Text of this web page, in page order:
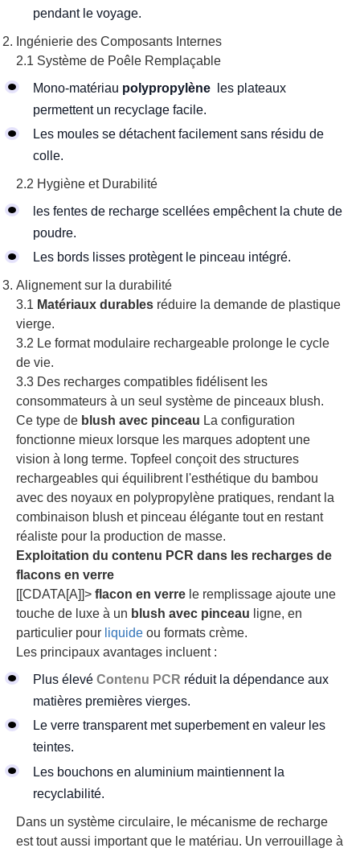
pendant le voyage.
Ingénierie des Composants Internes
2.1 Système de Poêle Remplaçable
Mono-matériau polypropylène
les plateaux
permettent un recyclage facile.
Les moules se détachent facilement sans résidu de
colle.
2.2 Hygiène et Durabilité
les fentes de recharge scellées empêchent la chute de
poudre.
Les bords lisses protègent le pinceau intégré.
Alignement sur la durabilité
3.1 Matériaux durables réduire la demande de plastique
vierge.
3.2 Le format modulaire rechargeable prolonge le cycle
de vie.
3.3 Des recharges compatibles fidélisent les
consommateurs à un seul système de pinceaux blush.
Ce type de blush avec pinceau La configuration
fonctionne mieux lorsque les marques adoptent une
vision à long terme. Topfeel conçoit des structures
rechargeables qui équilibrent l'esthétique du bambou
avec des noyaux en polypropylène pratiques, rendant la
combinaison blush et pinceau élégante tout en restant
réaliste pour la production de masse.
Exploitation du contenu PCR dans les recharges de
flacons en verre
[[CDATA[A]]> flacon en verre le remplissage ajoute une
touche de luxe à un blush avec pinceau ligne, en
particulier pour liquide ou formats crème.
Les principaux avantages incluent :
Plus élevé Contenu PCR réduit la dépendance aux
matières premières vierges.
Le verre transparent met superbement en valeur les
teintes.
Les bouchons en aluminium maintiennent la
recyclabilité.
Dans un système circulaire, le mécanisme de recharge
est tout aussi important que le matériau. Un verrouillage à